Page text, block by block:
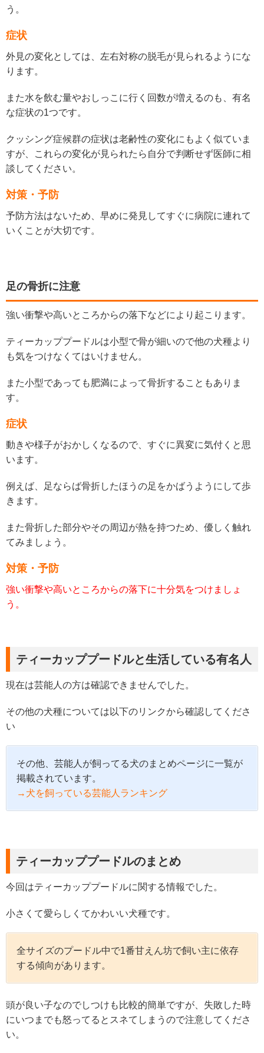
う。
症状
外見の変化としては、左右対称の脱毛が見られるようにな
ります。
また水を飲む量やおしっこに行く回数が増えるのも、有名
な症状の1つです。
クッシング症候群の症状は老齢性の変化にもよく似ていま
すが、これらの変化が見られたら自分で判断せず医師に相
談してください。
対策・予防
予防方法はないため、早めに発見してすぐに病院に連れて
いくことが大切です。
足の骨折に注意
強い衝撃や高いところからの落下などにより起こります。
ティーカッププードルは小型で骨が細いので他の犬種より
も気をつけなくてはいけません。
また小型であっても肥満によって骨折することもありま
す。
症状
動きや様子がおかしくなるので、すぐに異変に気付くと思
います。
例えば、足ならば骨折したほうの足をかばうようにして歩
きます。
また骨折した部分やその周辺が熱を持つため、優しく触れ
てみましょう。
対策・予防
強い衝撃や高いところからの落下に十分気をつけましょ
う。
ティーカッププードルと生活している有名人
現在は芸能人の方は確認できませんでした。
その他の犬種については以下のリンクから確認してくださ
い
その他、芸能人が飼ってる犬のまとめページに一覧が
掲載されています。
→犬を飼っている芸能人ランキング
ティーカッププードルのまとめ
今回はティーカッププードルに関する情報でした。
小さくて愛らしくてかわいい犬種です。
全サイズのプードル中で1番甘えん坊で飼い主に依存
する傾向があります。
頭が良い子なのでしつけも比較的簡単ですが、失敗した時
にいつまでも怒ってるとスネてしまうので注意してくださ
い。